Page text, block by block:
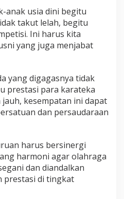
anak usia dini begitu
takut lelah, begitu
Ini harus kita
yang juga menjabat
yang digagasnya tidak
prestasi para karateka
kesempatan ini dapat
dan persaudaraan
harus bersinergi
harmoni agar olahraga
dan diandalkan
prestasi di tingkat